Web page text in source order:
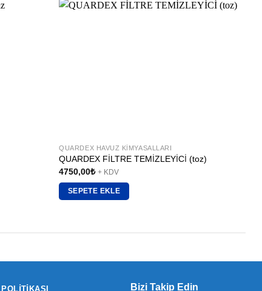
QUARDEX HAVUZ KIMYASALLARI
QUARDEX FİLTRE TEMİZLEYİCİ (toz)
4750,00₺ + KDV
SEPETE EKLE
Bizi Takip Edin